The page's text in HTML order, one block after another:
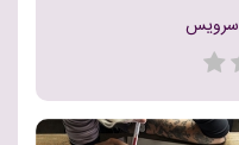
سرویس